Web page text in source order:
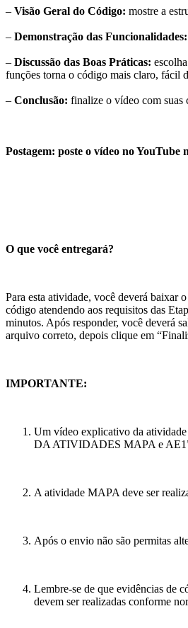
– Visão Geral do Código: mostre a
– Demonstração das Funcionalidades:
– Discussão das Boas Práticas:
funções torna o código mais claro, fácil
– Conclusão: finalize o vídeo com suas
Postagem: poste o vídeo no
O que você entregará?
Para esta atividade, você deverá baixar o
código atendendo aos requisitos das
minutos. Após responder, você deverá
arquivo correto, depois clique em
IMPORTANTE:
Um vídeo explicativo da
DA ATIVIDADES MAPA e
A atividade MAPA deve ser
Após o envio não são permitas
Lembre-se de que evidências de
devem ser realizadas conforme